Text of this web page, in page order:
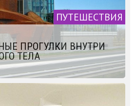
ПУТЕШЕСТВИЯ
ПРОГУЛКИ ВНУТРИ
ТЕЛА